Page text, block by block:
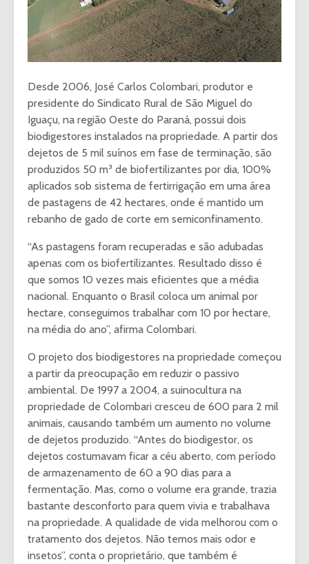
Desde 2006, José Carlos Colombari, produtor e
presidente do Sindicato Rural de São Miguel do
Iguaçu, na região Oeste do Paraná, possui dois
biodigestores instalados na propriedade. A partir dos
dejetos de 5 mil suínos em fase de terminação, são
produzidos 50 m³ de biofertilizantes por dia, 100%
aplicados sob sistema de fertirrigação em uma área
de pastagens de 42 hectares, onde é mantido um
rebanho de gado de corte em semiconfinamento.
“As pastagens foram recuperadas e são adubadas
apenas com os biofertilizantes. Resultado disso é
que somos 10 vezes mais eficientes que a média
nacional. Enquanto o Brasil coloca um animal por
hectare, conseguimos trabalhar com 10 por hectare,
na média do ano”, afirma Colombari.
O projeto dos biodigestores na propriedade começou
a partir da preocupação em reduzir o passivo
ambiental. De 1997 a 2004, a suinocultura na
propriedade de Colombari cresceu de 600 para 2 mil
animais, causando também um aumento no volume
de dejetos produzido. “Antes do biodigestor, os
dejetos costumavam ficar a céu aberto, com período
de armazenamento de 60 a 90 dias para a
fermentação. Mas, como o volume era grande, trazia
bastante desconforto para quem vivia e trabalhava
na propriedade. A qualidade de vida melhorou com o
tratamento dos dejetos. Não temos mais odor e
insetos”, conta o proprietário, que também é